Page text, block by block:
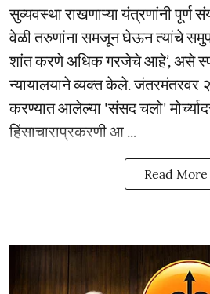
सुव्यवस्था राखणाऱ्या यंत्रणांनी पूर्ण
वेळी तरुणांना समजून घेऊन त्यांचे
शांत करणे अधिक गरजेचे आहे’, असे
न्यायालयाने व्यक्त केले. जंतरमंतरवर
करण्यात आलेल्या 'संसद चलो'
हिंसाचाराप्रकरणी आ ...
Read More